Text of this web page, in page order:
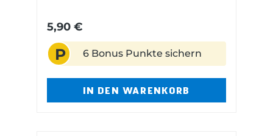
und Gemüse 110 x 65 x 12 mm groß
5,90 €
P 6 Bonus Punkte sichern
IN DEN WARENKORB